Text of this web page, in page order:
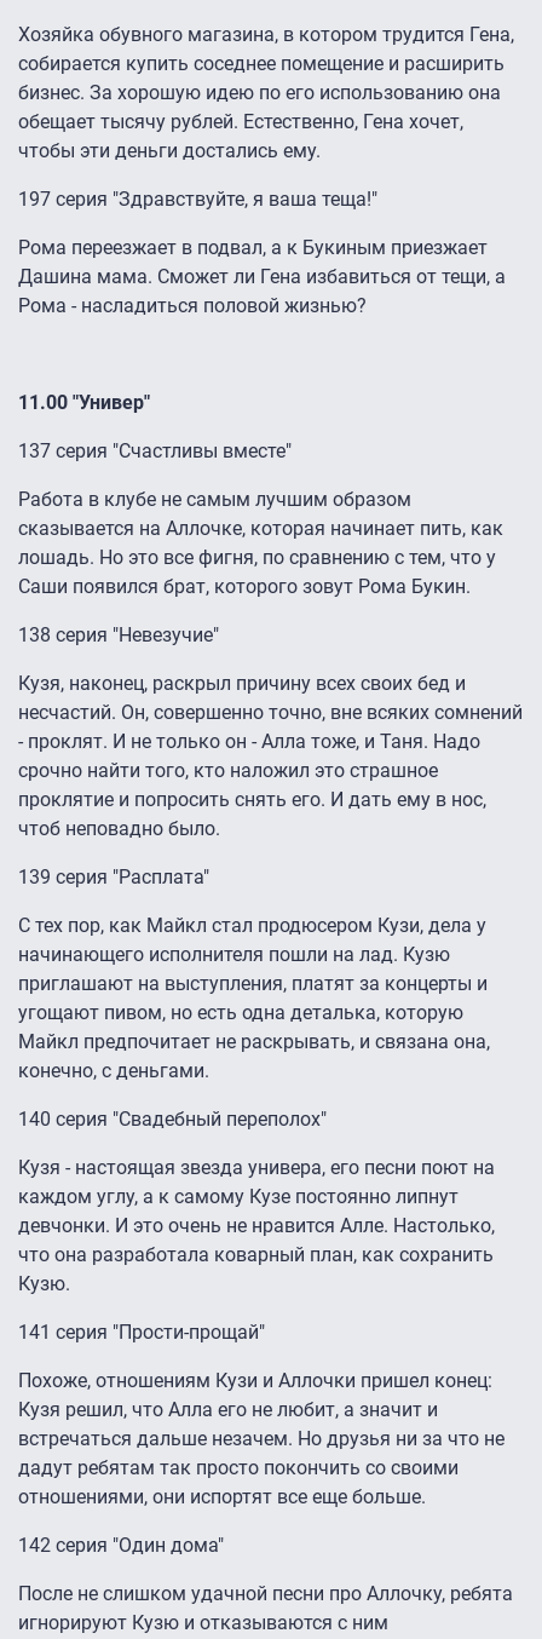
Хозяйка обувного магазина, в котором трудится Гена,
собирается купить соседнее помещение и расширить
бизнес. За хорошую идею по его использованию она
обещает тысячу рублей. Естественно, Гена хочет,
чтобы эти деньги достались ему.
197 серия "Здравствуйте, я ваша теща!"
Рома переезжает в подвал, а к Букиным приезжает
Дашина мама. Сможет ли Гена избавиться от тещи, а
Рома - насладиться половой жизнью?
11.00 "Универ"
137 серия "Счастливы вместе"
Работа в клубе не самым лучшим образом
сказывается на Аллочке, которая начинает пить, как
лошадь. Но это все фигня, по сравнению с тем, что у
Саши появился брат, которого зовут Рома Букин.
138 серия "Невезучие"
Кузя, наконец, раскрыл причину всех своих бед и
несчастий. Он, совершенно точно, вне всяких сомнений
- проклят. И не только он - Алла тоже, и Таня. Надо
срочно найти того, кто наложил это страшное
проклятие и попросить снять его. И дать ему в нос,
чтоб неповадно было.
139 серия "Расплата"
С тех пор, как Майкл стал продюсером Кузи, дела у
начинающего исполнителя пошли на лад. Кузю
приглашают на выступления, платят за концерты и
угощают пивом, но есть одна деталька, которую
Майкл предпочитает не раскрывать, и связана она,
конечно, с деньгами.
140 серия "Свадебный переполох"
Кузя - настоящая звезда универа, его песни поют на
каждом углу, а к самому Кузе постоянно липнут
девчонки. И это очень не нравится Алле. Настолько,
что она разработала коварный план, как сохранить
Кузю.
141 серия "Прости-прощай"
Похоже, отношениям Кузи и Аллочки пришел конец:
Кузя решил, что Алла его не любит, а значит и
встречаться дальше незачем. Но друзья ни за что не
дадут ребятам так просто покончить со своими
отношениями, они испортят все еще больше.
142 серия "Один дома"
После не слишком удачной песни про Аллочку, ребята
игнорируют Кузю и отказываются с ним